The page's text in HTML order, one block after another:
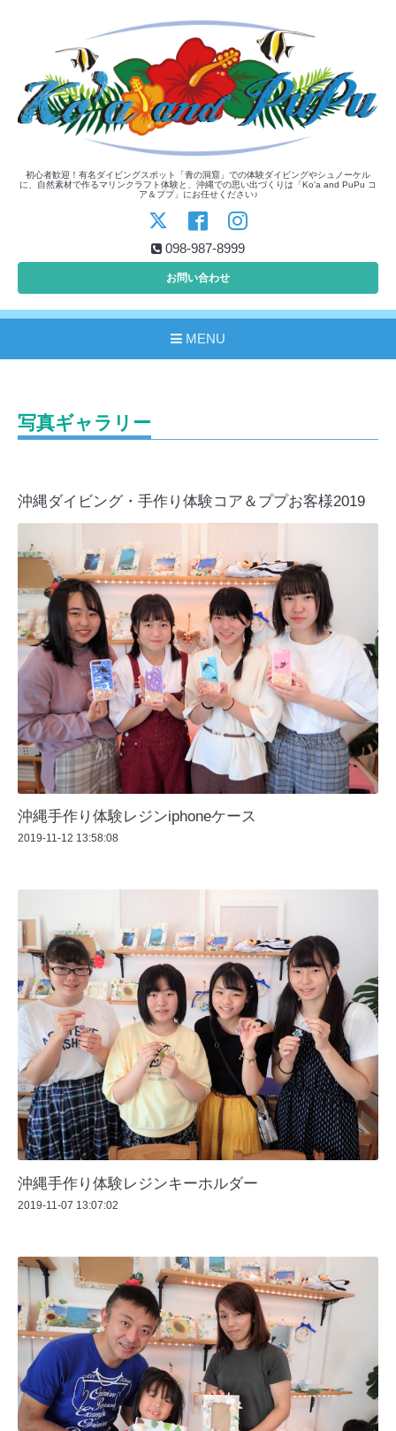
初心者歓迎！有名ダイビングスポット「青の洞窟」での体験ダイビングやシュノーケル
に、自然素材で作るマリンクラフト体験と、沖縄での思い出づくりは「Ko'a and PuPu コ
ア＆ププ」にお任せください♪
098-987-8999
お問い合わせ
MENU
写真ギャラリー
沖縄ダイビング・手作り体験コア＆ププお客様2019
沖縄手作り体験レジンiphoneケース
2019-11-12 13:58:08
沖縄手作り体験レジンキーホルダー
2019-11-07 13:07:02